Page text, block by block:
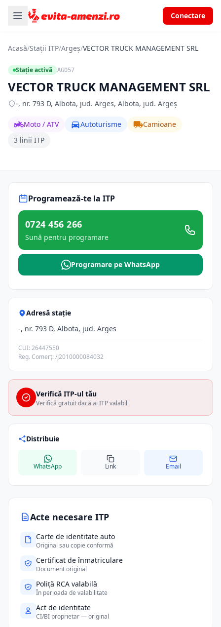
Conectare
Acasă/Stații ITP/Argeș/VECTOR TRUCK MANAGEMENT SRL
Stație activă AG057
VECTOR TRUCK MANAGEMENT SRL
-, nr. 793 D, Albota, jud. Arges, Albota, jud. Argeș
Moto / ATV Autoturisme
Camioane
3 linii ITP
Acte necesare ITP
Carte de identitate auto
Original sau copie conformă
Certificat de înmatriculare
Document original
Poliță RCA valabilă
În perioada de valabilitate
Act de identitate
CI/BI proprietar — original
Programează-te la ITP
0724 456 266
Sună pentru programare
Programare pe WhatsApp
Adresă stație
-, nr. 793 D, Albota, jud. Arges
CUI: 26447550
Reg. Comerț: /J2010000084032
Verifică ITP-ul tău
Verifică gratuit dacă ai ITP valabil
Distribuie
WhatsApp Link Email